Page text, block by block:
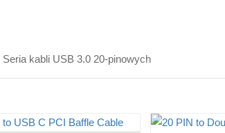
Seria kabli USB 3.0 20-pinowych